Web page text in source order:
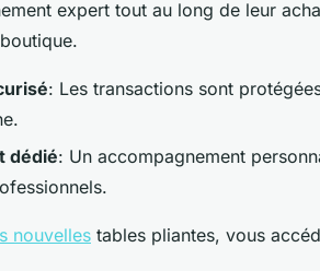
expert tout au long de leur
: Les transactions sont
dédié: Un accompagnement
nouvelles tables pliantes, vous